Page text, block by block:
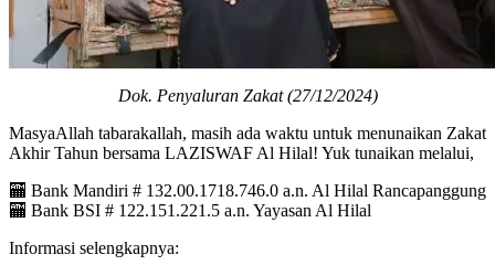
Dok. Penyaluran Zakat (27/12/2024)
MasyaAllah tabarakallah, masih ada waktu untuk menunaikan Zakat
Akhir Tahun bersama LAZISWAF Al Hilal! Yuk tunaikan melalui,
🏧 Bank Mandiri # 132.00.1718.746.0 a.n. Al Hilal Rancapanggung
🏧 Bank BSI # 122.151.221.5 a.n. Yayasan Al Hilal
Informasi selengkapnya: